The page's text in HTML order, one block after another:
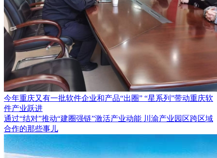
今年重庆又有一批软件企业和产品“出圈” “星系列”带动重庆软
件产业跃进
通过“结对”推动“建圈强链”激活产业动能 川渝产业园区跨区域
合作的那些事儿